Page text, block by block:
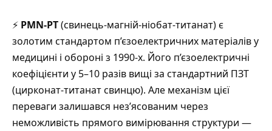
⚡ PMN-PT(свинець-магній-ніобат-титанат) є
золотим стандартом п’єзоелектричних матеріалів у
медицині і обороні з 1990-х. Його п’єзоелектричні
коефіцієнти у 5–10 разів вищі за стандартний ПЗТ
(цирконат-титанат свинцю). Але механізм цієї
переваги залишався нез’ясованим через
неможливість прямого вимірювання структури —